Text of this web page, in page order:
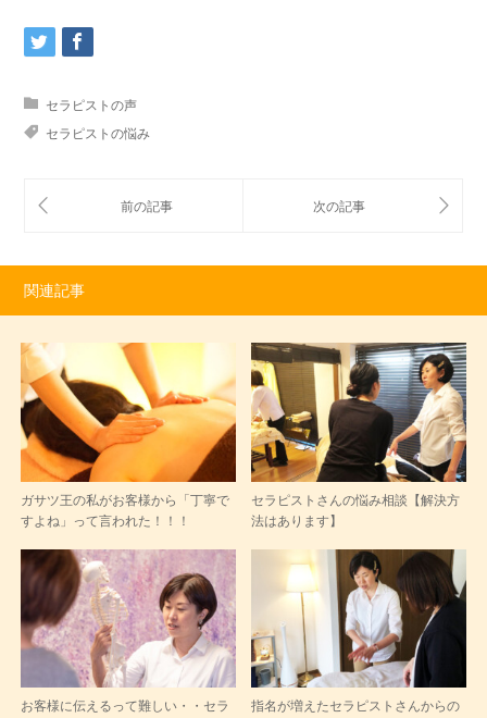
セラピストの声
セラピストの悩み
関連記事
ガサツ王の私がお客様から「丁寧で
すよね」って言われた！！！
セラピストさんの悩み相談【解決方
法はあります】
お客様に伝えるって難しい・・セラ
指名が増えたセラピストさんからの